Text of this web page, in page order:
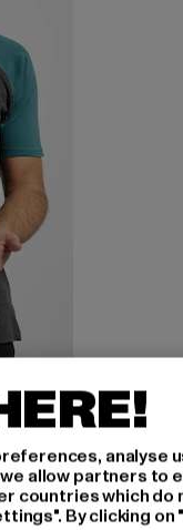
EUR
analyse
allow partners to
countries which do
By clicking